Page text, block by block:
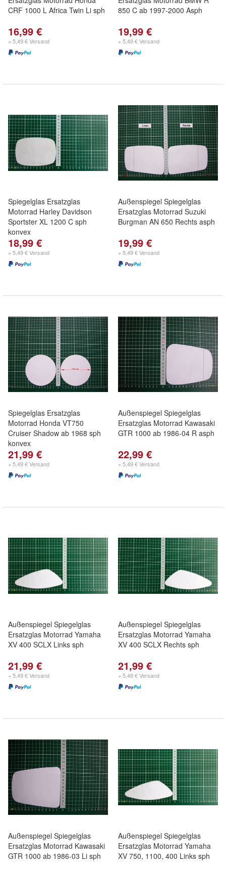
CRF 1000 L Africa Twin Li sph
16,99 €
+ 5,49 € Versand
850 C ab 1997-2000 Asph
19,99 €
+ 5,49 € Versand
Spiegelglas Ersatzglas
Motorrad Harley Davidson
Sportster XL 1200 C sph
konvex
18,99 €
+ 5,49 € Versand
Außenspiegel Spiegelglas
Ersatzglas Motorrad Suzuki
Burgman AN 650 Rechts asph
19,99 €
+ 5,49 € Versand
Spiegelglas Ersatzglas
Motorrad Honda VT750
Cruiser Shadow ab 1968 sph
konvex
21,99 €
+ 5,49 € Versand
Außenspiegel Spiegelglas
Ersatzglas Motorrad Kawasaki
GTR 1000 ab 1986-04 R asph
22,99 €
+ 5,49 € Versand
Außenspiegel Spiegelglas
Ersatzglas Motorrad Yamaha
XV 400 SCLX Links sph
21,99 €
+ 5,49 € Versand
Außenspiegel Spiegelglas
Ersatzglas Motorrad Yamaha
XV 400 SCLX Rechts sph
21,99 €
+ 5,49 € Versand
Außenspiegel Spiegelglas
Ersatzglas Motorrad Kawasaki
GTR 1000 ab 1986-03 Li sph
Außenspiegel Spiegelglas
Ersatzglas Motorrad Yamaha
XV 750, 1100, 400 Links sph